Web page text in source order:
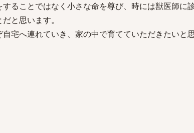
ることではなく小さな命を尊び、時には獣医師に診
と思います。
宅へ連れていき、家の中で育てていただきたいと思